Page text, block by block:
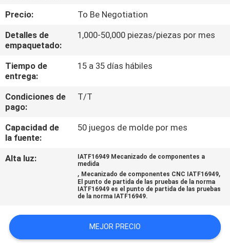
DE
CALIDAD
ÉNTRENOS
EN
CONTACTO
CON
PIDA
NOTICIAS
Precio:
To Be Negotiation
Detalles de
empaquetado:
1,000-50,000 piezas/piezas por mes
Tiempo de
entrega:
15 a 35 días hábiles
Condiciones de
pago:
T/T
Capacidad de
la fuente:
50 juegos de molde por mes
Alta luz:
IATF16949 Mecanizado de componentes a
medida
, Mecanizado de componentes CNC IATF16949,
El punto de partida de las pruebas de la norma
IATF16949 es el punto de partida de las pruebas
de la norma IATF16949.
MEJOR PRECIO